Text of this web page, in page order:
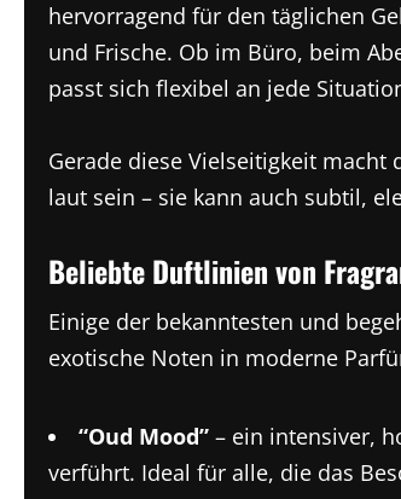
hervorragend für den täglichen
und Frische. Ob im Büro, beim
passt sich flexibel an jede
Gerade diese Vielseitigkeit
laut sein – sie kann auch subtil,
Beliebte Duftlinien von
Einige der bekanntesten und
exotische Noten in moderne
“Oud Mood” – ein intensiver,
verführt. Ideal für alle, die das